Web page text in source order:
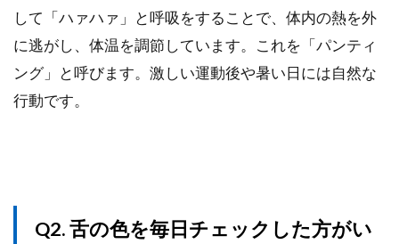
して「ハァハァ」と呼吸をすることで、体内の熱を外
に逃がし、体温を調節しています。これを「パンティ
ング」と呼びます。激しい運動後や暑い日には自然な
行動です。
Q2. 舌の色を毎日チェックした方がい